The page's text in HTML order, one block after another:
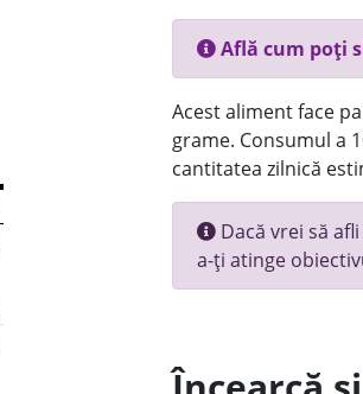
Află cum poți
Acest aliment face
grame. Consumul a
cantitatea zilnică
Dacă vrei să
a-ți atinge